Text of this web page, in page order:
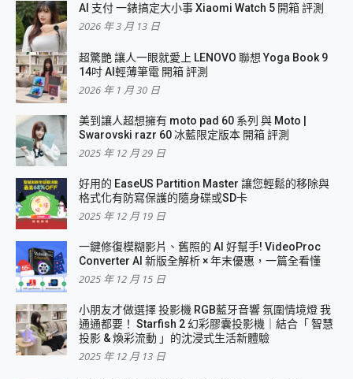
AI 支付 一錶搞定大小事 Xiaomi Watch 5 開箱 評測
2026 年 3 月 13 日
超驚艷 讓人一眼就愛上 LENOVO 聯想 Yoga Book 9
14吋 AI輕薄筆電 開箱 評測
2026 年 1 月 30 日
美到讓人超想擁有 moto pad 60 系列 與 Moto |
Swarovski razr 60 冰藍限定版本 開箱 評測
2025 年 12 月 29 日
好用的 EaseUS Partition Master 讓您輕鬆的移除與
格式化有防寫保護的隨身碟或SD卡
2025 年 12 月 19 日
一鍵修復模糊影片、舊照的 AI 好幫手! VideoProc
Converter AI 新版全解析 × 年末優惠，一篇全看懂
2025 年 12 月 15 日
小朋友才做選擇 投影機 RGB藍牙音響 氛圍情境燈 我
通通都要！ Starfish 2 幻彩膠囊投影機｜結合「 智慧
投影 & 煥彩流動 」的沈浸式生活新體驗
2025 年 12 月 13 日